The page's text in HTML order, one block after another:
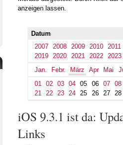
anzeigen lassen.
Datum
2007
2008 2009 2010
2011
2019
2020 2021 2022
2023
Jan.
Febr. März Apr Mai
01
02 03 04 05 06 07
08
21
22 23 24 25 26 27 28
iOS 9.3.1 ist da:
Links